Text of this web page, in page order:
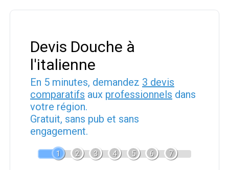
Devis Douche à
l'italienne
En 5 minutes, demandez 3 devis
comparatifs aux professionnels dans
votre région.
Gratuit, sans pub et sans
engagement.
1 2 3 4 5 6 7